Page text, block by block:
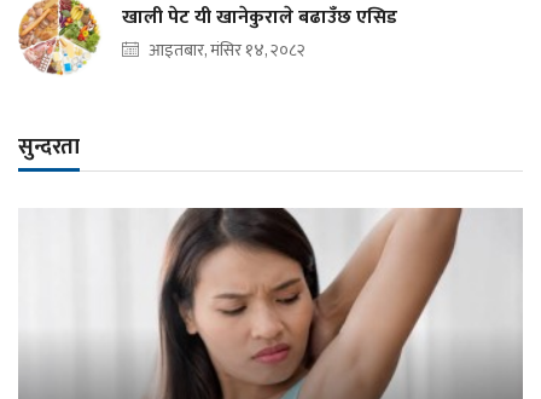
खाली पेट यी खानेकुराले बढाउँछ एसिड
आइतबार, मंसिर १४, २०८२
सुन्दरता